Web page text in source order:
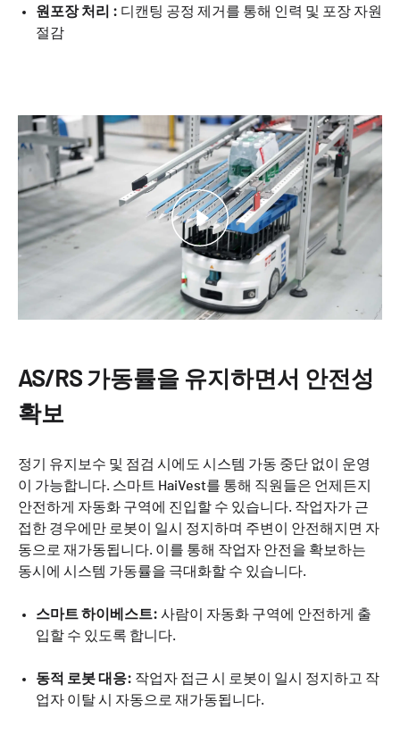
원포장 처리 : 디캔팅 공정 제거를 통해 인력 및 포장 자원
절감
AS/RS 가동률을 유지하면서 안전성
확보
정기 유지보수 및 점검 시에도 시스템 가동 중단 없이 운영
이 가능합니다. 스마트 HaiVest를 통해 직원들은 언제든지
안전하게 자동화 구역에 진입할 수 있습니다. 작업자가 근
접한 경우에만 로봇이 일시 정지하며 주변이 안전해지면 자
동으로 재가동됩니다. 이를 통해 작업자 안전을 확보하는
동시에 시스템 가동률을 극대화할 수 있습니다.
스마트 하이베스트: 사람이 자동화 구역에 안전하게 출
입할 수 있도록 합니다.
동적 로봇 대응: 작업자 접근 시 로봇이 일시 정지하고 작
업자 이탈 시 자동으로 재가동됩니다.